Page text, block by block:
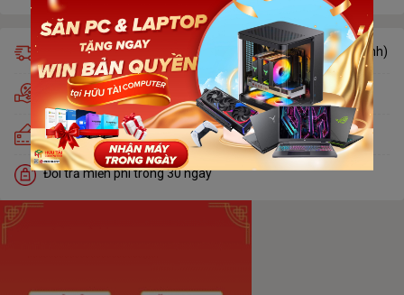
Giao hàng miễn phí trong 24h (chỉ áp dụng khu vực nội thành)
Hỗ trợ trả góp nhà tài chính duyệt trong 5 phút
Trả góp lãi suất 0% qua thẻ tín dụng Visa, Master, JCB
Đổi trả miễn phí trong 30 ngày